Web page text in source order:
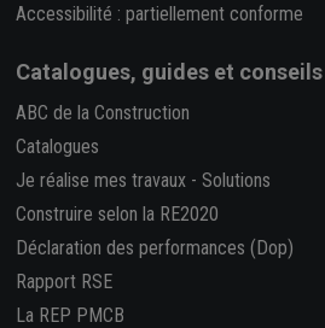
Accessibilité : partiellement conforme
Catalogues, guides et conseils
ABC de la Construction
Catalogues
Je réalise mes travaux - Solutions
Construire selon la RE2020
Déclaration des performances (Dop)
Rapport RSE
La REP PMCB